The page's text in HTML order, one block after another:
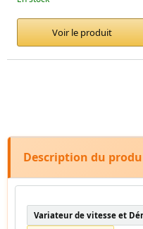
Voir le produit
Description du
Variateur de vitesse et